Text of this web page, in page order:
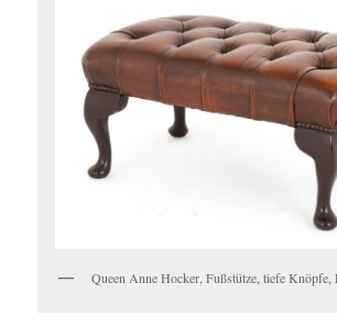
Queen Anne Hocker, Fußstütze, tiefe Knöpfe,